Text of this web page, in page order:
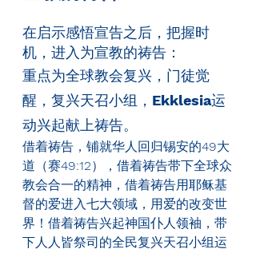
在启示感悟宣告之后，把握时
机，进入为宣教的祷告：
重点为全球教会复兴，门徒觉
醒，复兴天召小组， Ekklesia运
动兴起献上祷告。
借着祷告，铺就华人回归锡安的49大
道（赛49:12），借着祷告带下全球众
教会合一的精神，借着祷告用耶稣基
督的爱进入七大领域，用爱的改变世
界！借着祷告兴起神国仆人领袖，带
下人人皆祭司的全民复兴天召小组运